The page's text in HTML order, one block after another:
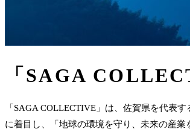
「SAGA
「SAGA COLLECTIVE」は、佐賀県を代表
に着目し、「地球の環境を守り、未来の産業